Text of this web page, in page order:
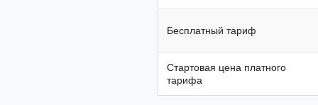
Бесплатный тариф
Стартовая цена платного
тарифа